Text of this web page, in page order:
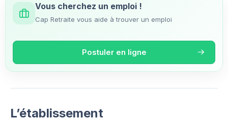
Vous cherchez un emploi !
Cap Retraite vous aide à trouver un emploi
Postuler en ligne
L’établissement